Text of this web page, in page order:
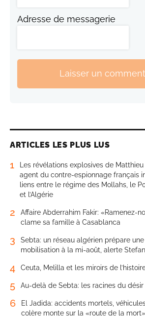
Adresse de messagerie
Laisser un
ARTICLES LES PLUS LUS
1
Les révélations explosives de
agent du contre-espionnage français
liens entre le régime des Mollahs, le
et l’Algérie
2
Affaire Abderrahim Fakir: «Ramenez-
clame sa famille à Casablanca
3
Sebta: un réseau algérien prépare
mobilisation à la mi-août, alerte
4 Ceuta, Melilla et les miroirs de
5 Au-delà de Sebta: les racines du désir
6
El Jadida: accidents mortels,
colère monte sur la «route de la